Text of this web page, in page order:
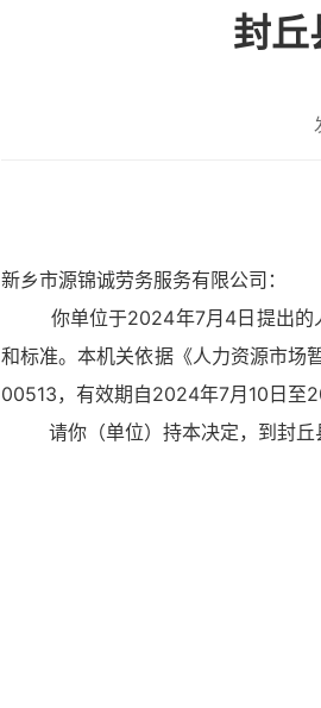
封丘
新乡市源锦诚劳务服务有限公司：
你单位于2024年7月4日提出的人
和标准。本机关依据《人力资源市场
00513，有效期自2024年7月10日至
请你（单位）持本决定，到